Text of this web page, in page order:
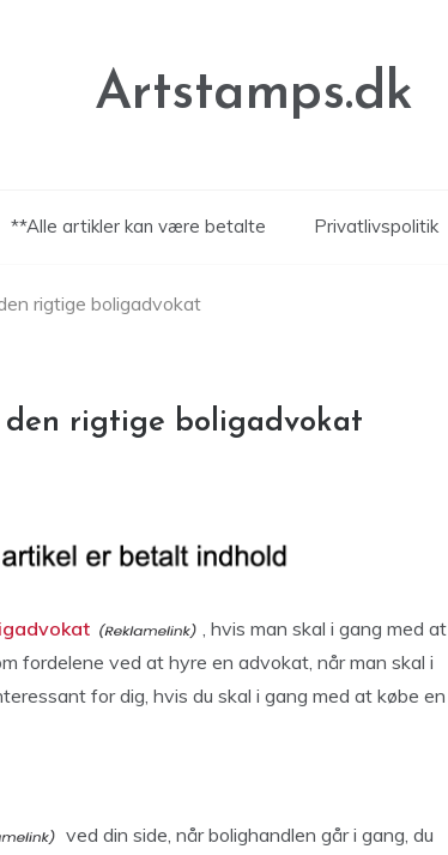
Artstamps.dk
**Alle artikler kan være betalte Privatlivspolitik
rigtige boligadvokat
den rigtige boligadvokat
, hvis man skal i gang med at
fordelene ved at hyre en advokat, når man skal i
for dig, hvis du skal i gang med at købe en
ved din side, når bolighandlen går i gang, du